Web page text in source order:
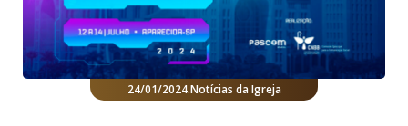
24/01/2024.Notícias da Igreja